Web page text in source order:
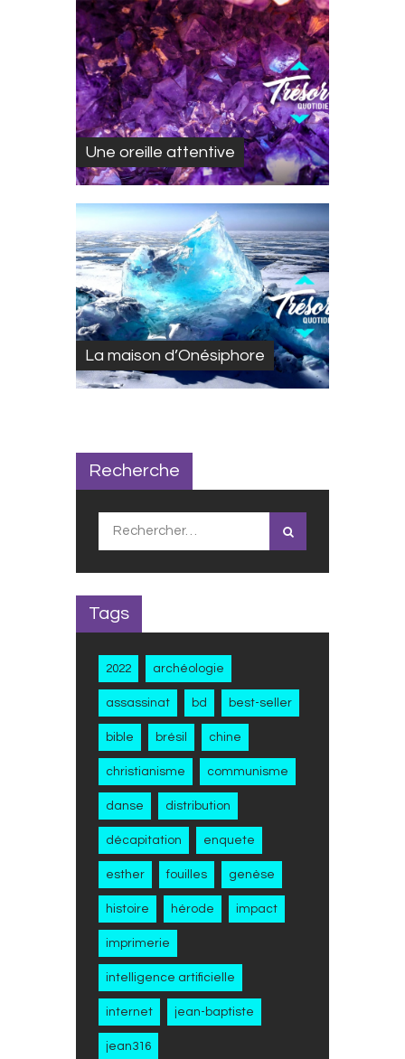
Une oreille attentive
La maison d’Onésiphore
Recherche
Rechercher :
Tags
2022 archéologie
assassinat bd best-seller
bible brésil chine
christianisme communisme
danse distribution
décapitation enquete
esther fouilles genèse
histoire hérode impact
imprimerie
intelligence artificielle
internet jean-baptiste
jean316